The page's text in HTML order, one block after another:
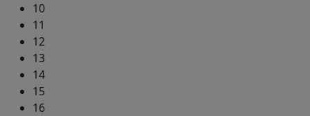
10
11
12
13
14
15
16